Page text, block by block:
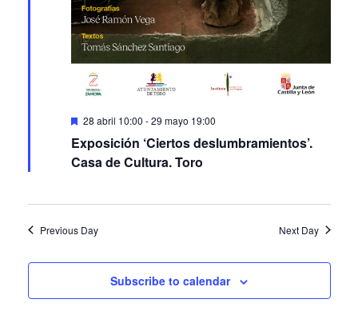
Featured
28 abril 10:00 -29 mayo 19:00
Exposición ‘Ciertos deslumbramientos’.
Casa de Cultura. Toro
Previous Day Next Day